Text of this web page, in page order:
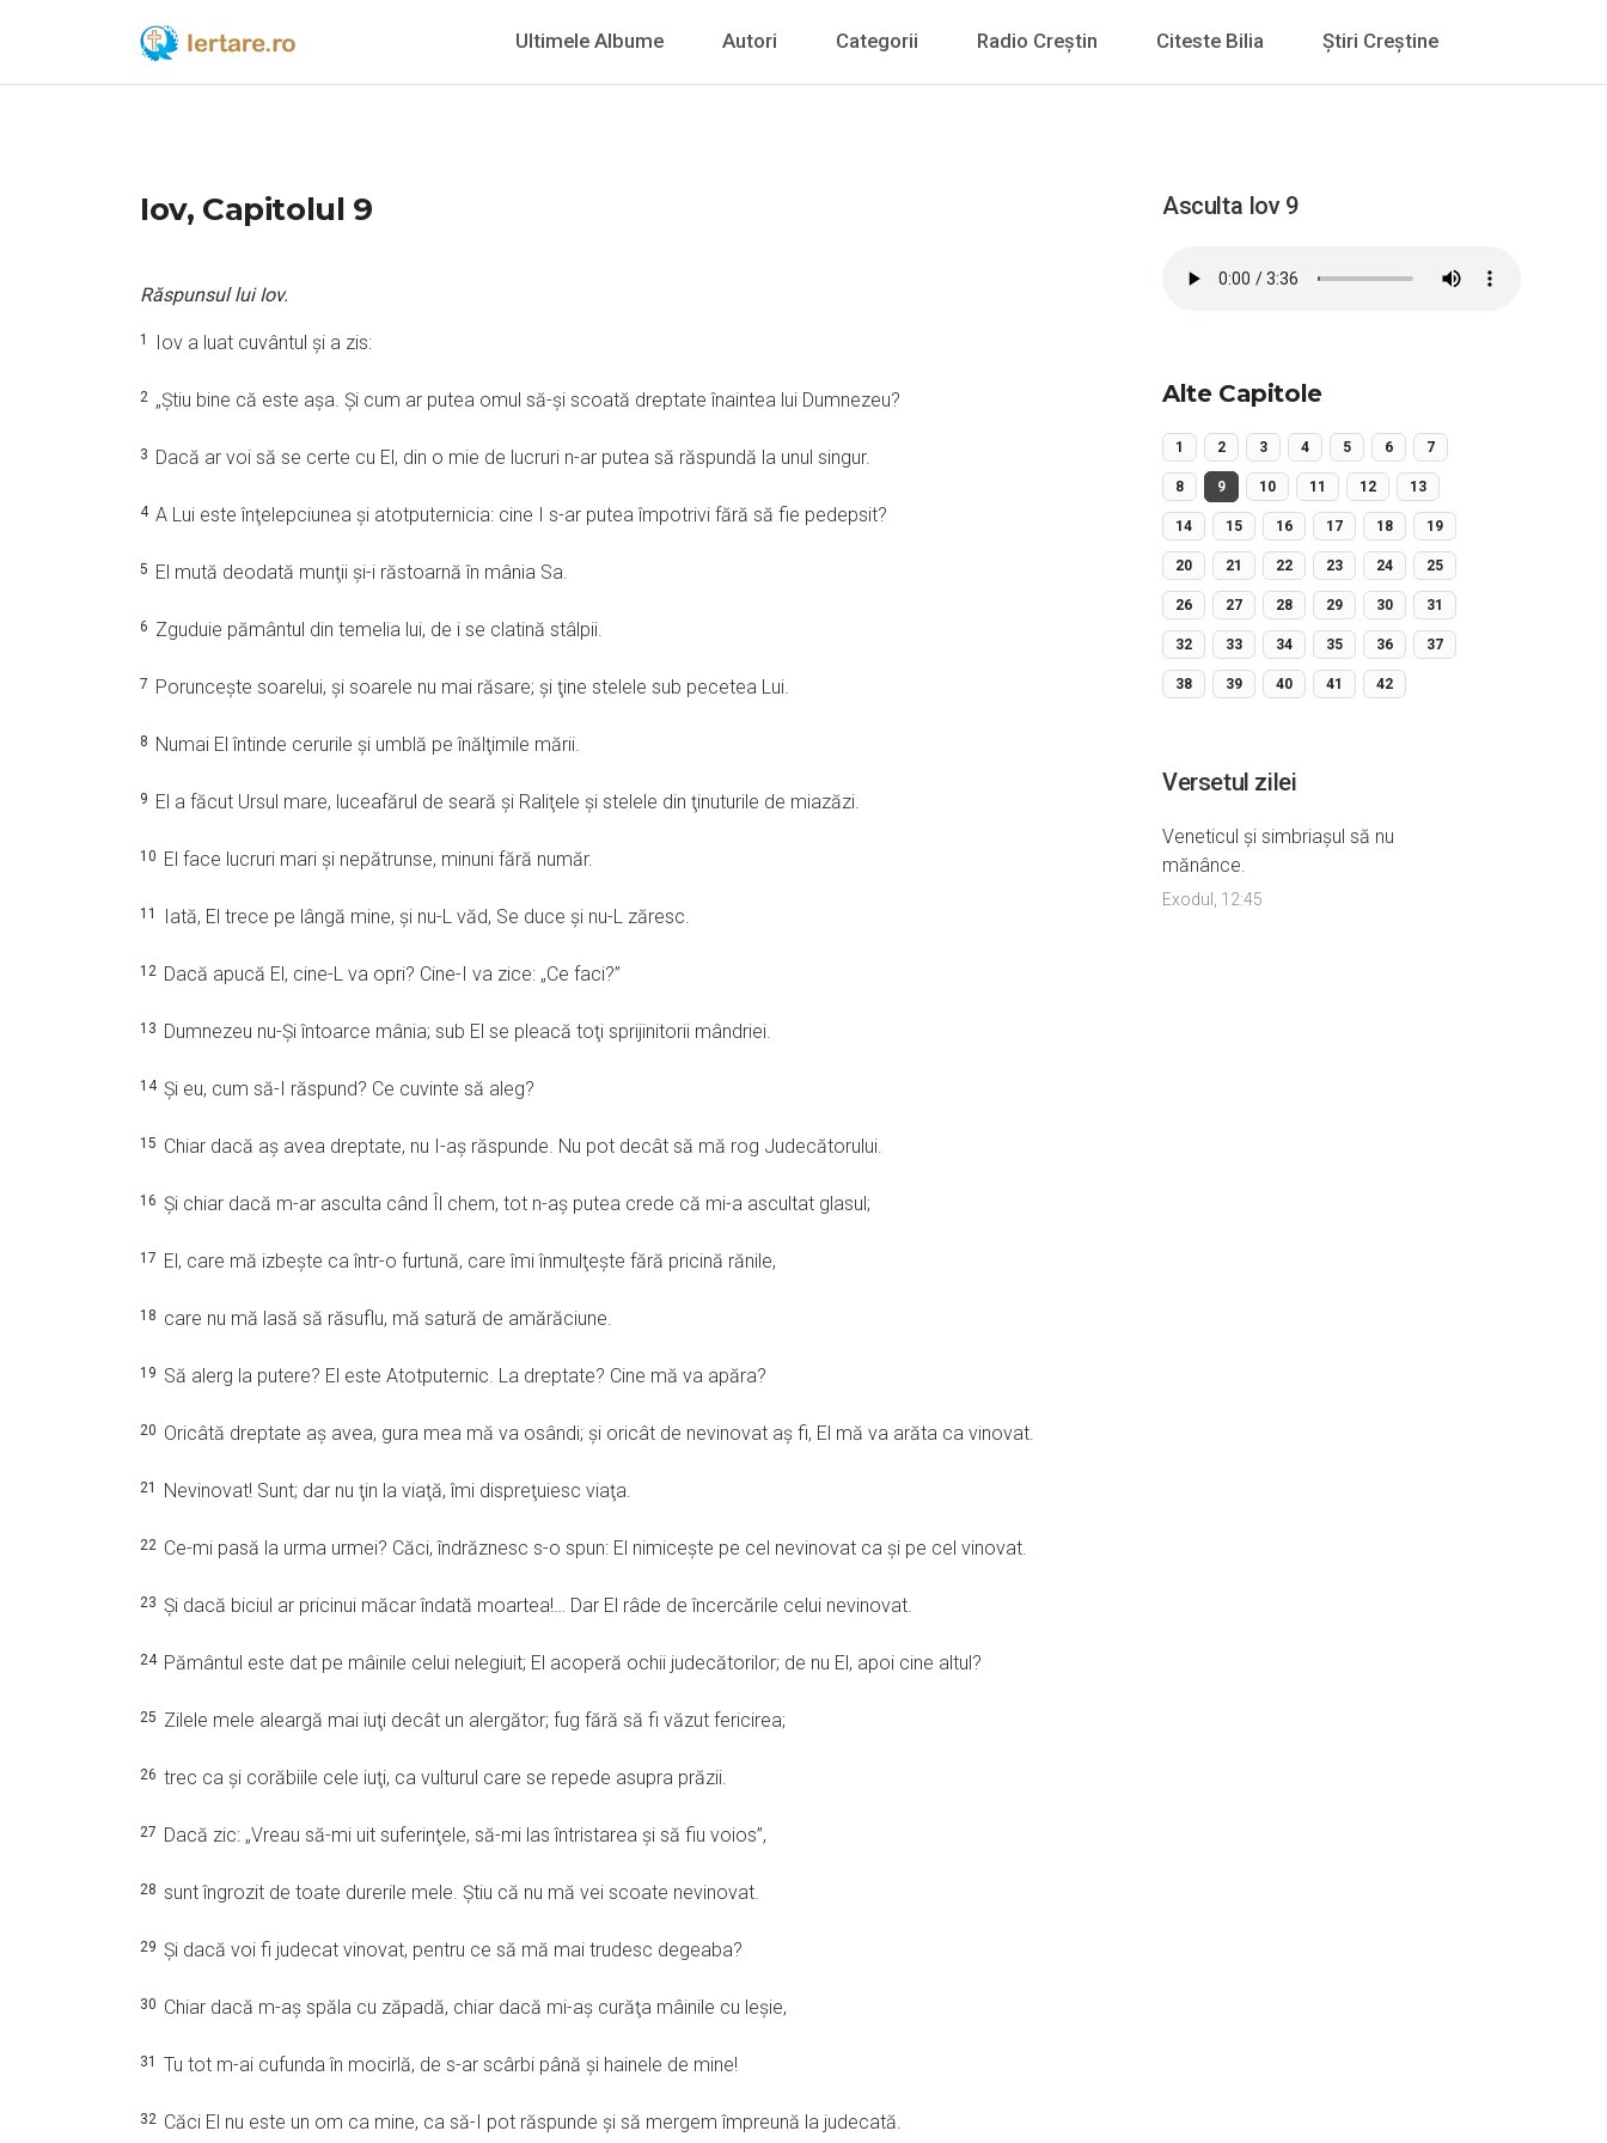
Ultimele Albume Autori Categorii Radio Creștin Citeste Bilia Știri Creștine
Iov, Capitolul 9
Răspunsul lui Iov.
1 Iov a luat cuvântul şi a zis:
2 „Ştiu bine că este aşa. Şi cum ar putea omul să-şi scoată dreptate înaintea lui Dumnezeu?
3 Dacă ar voi să se certe cu El, din o mie de lucruri n-ar putea să răspundă la unul singur.
4 A Lui este înţelepciunea şi atotputernicia: cine I s-ar putea împotrivi fără să fie pedepsit?
5 El mută deodată munţii şi-i răstoarnă în mânia Sa.
6 Zguduie pământul din temelia lui, de i se clatină stâlpii.
7 Porunceşte soarelui, şi soarele nu mai răsare; şi ţine stelele sub pecetea Lui.
8 Numai El întinde cerurile şi umblă pe înălţimile mării.
9 El a făcut Ursul mare, luceafărul de seară şi Raliţele şi stelele din ţinuturile de miazăzi.
10 El face lucruri mari şi nepătrunse, minuni fără număr.
11 Iată, El trece pe lângă mine, şi nu-L văd, Se duce şi nu-L zăresc.
12 Dacă apucă El, cine-L va opri? Cine-I va zice: „Ce faci?”
13 Dumnezeu nu-Şi întoarce mânia; sub El se pleacă toţi sprijinitorii mândriei.
14 Şi eu, cum să-I răspund? Ce cuvinte să aleg?
15 Chiar dacă aş avea dreptate, nu I-aş răspunde. Nu pot decât să mă rog Judecătorului.
16 Şi chiar dacă m-ar asculta când Îl chem, tot n-aş putea crede că mi-a ascultat glasul;
17 El, care mă izbeşte ca într-o furtună, care îmi înmulţeşte fără pricină rănile,
18 care nu mă lasă să răsuflu, mă satură de amărăciune.
19 Să alerg la putere? El este Atotputernic. La dreptate? Cine mă va apăra?
20 Oricâtă dreptate aş avea, gura mea mă va osândi; şi oricât de nevinovat aş fi, El mă va arăta ca vinovat.
21 Nevinovat! Sunt; dar nu ţin la viaţă, îmi dispreţuiesc viaţa.
22 Ce-mi pasă la urma urmei? Căci, îndrăznesc s-o spun: El nimiceşte pe cel nevinovat ca şi pe cel vinovat.
23 Şi dacă biciul ar pricinui măcar îndată moartea!… Dar El râde de încercările celui nevinovat.
24 Pământul este dat pe mâinile celui nelegiuit; El acoperă ochii judecătorilor; de nu El, apoi cine altul?
25 Zilele mele aleargă mai iuţi decât un alergător; fug fără să fi văzut fericirea;
26 trec ca şi corăbiile cele iuţi, ca vulturul care se repede asupra prăzii.
27 Dacă zic: „Vreau să-mi uit suferinţele, să-mi las întristarea şi să fiu voios”,
28 sunt îngrozit de toate durerile mele. Ştiu că nu mă vei scoate nevinovat.
29 Şi dacă voi fi judecat vinovat, pentru ce să mă mai trudesc degeaba?
30 Chiar dacă m-aş spăla cu zăpadă, chiar dacă mi-aş curăţa mâinile cu leşie,
31 Tu tot m-ai cufunda în mocirlă, de s-ar scârbi până şi hainele de mine!
32 Căci El nu este un om ca mine, ca să-I pot răspunde şi să mergem împreună la judecată.
Asculta Iov 9
Alte Capitole
1 2 3 4 5 6 7
8 9 10 11 12 13
14 15 16 17 18 19
20 21 22 23 24 25
26 27 28 29 30 31
32 33 34 35 36 37
38 39 40 41 42
Versetul zilei
Veneticul şi simbriaşul să nu
mănânce.
Exodul, 12:45